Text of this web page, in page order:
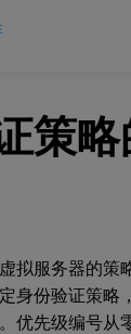
策
拟服务器的
身份验证策略
优先级编号